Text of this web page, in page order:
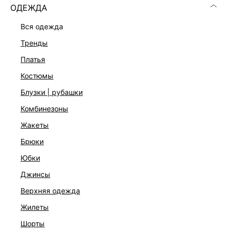
ОДЕЖДА
вся одежда
тренды
платья
костюмы
блузки | рубашки
комбинезоны
жакеты
брюки
юбки
джинсы
верхняя одежда
жилеты
шорты
ТРУСЫ-ТАНГА С КРУЖЕВОМ